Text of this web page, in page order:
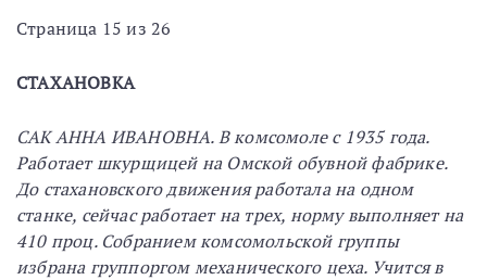
Страница 15 из 26
СТАХАНОВКА
САК АННА ИВАНОВНА. В комсомоле с 1935 года.
Работает шкурщицей на Омской обувной фабрике.
До стахановского движения работала на одном
станке, сейчас работает на трех, норму выполняет на
410 проц. Собранием комсомольской группы
избрана группоргом механического цеха. Учится в